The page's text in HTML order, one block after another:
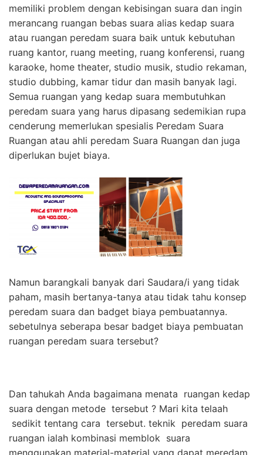
memiliki problem dengan kebisingan suara dan ingin
merancang ruangan bebas suara alias kedap suara
atau ruangan peredam suara baik untuk kebutuhan
ruang kantor, ruang meeting, ruang konferensi, ruang
karaoke, home theater, studio musik, studio rekaman,
studio dubbing, kamar tidur dan masih banyak lagi.
Semua ruangan yang kedap suara membutuhkan
peredam suara yang harus dipasang sedemikian rupa
cenderung memerlukan spesialis Peredam Suara
Ruangan atau ahli peredam Suara Ruangan dan juga
diperlukan bujet biaya.
Namun barangkali banyak dari Saudara/i yang tidak
paham, masih bertanya-tanya atau tidak tahu konsep
peredam suara dan badget biaya pembuatannya.
sebetulnya seberapa besar badget biaya pembuatan
ruangan peredam suara tersebut?
Dan tahukah Anda bagaimana menata ruangan kedap
suara dengan metode tersebut ? Mari kita telaah
sedikit tentang cara tersebut. teknik peredam suara
ruangan ialah kombinasi memblok suara
menggunakan material-material yang dapat meredam